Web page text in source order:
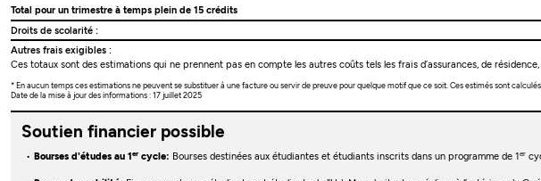
Total pour un trimestre à temps plein de 15 crédits
Droits de scolarité :
Autres frais exigibles :
Ces totaux sont des estimations qui ne prennent pas en compte les autres coûts tels les frais d’assurances, de
* En aucun temps ces estimations ne peuvent se substituer à une facture ou servir de preuve pour quelque motif que ce soit. Ces estimés sont
Date de la mise à jour des informations : 17 juillet 2025
Soutien financier possible
Bourses d'études au 1 ercycle: Bourses destinées aux étudiantes et étudiants inscrits dans un programme de 1 er